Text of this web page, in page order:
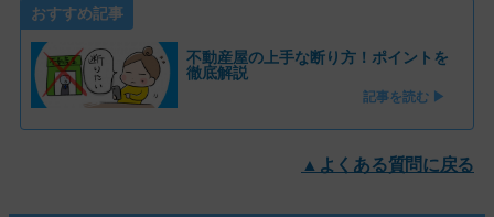
おすすめ記事
不動産屋の上手な断り方！ポイントを
徹底解説
記事を読む ▶
▲よくある質問に戻る